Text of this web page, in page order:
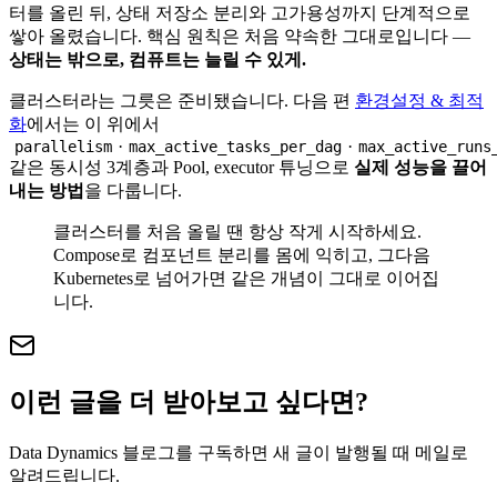
터를 올린 뒤, 상태 저장소 분리와 고가용성까지 단계적으로
쌓아 올렸습니다. 핵심 원칙은 처음 약속한 그대로입니다 —
상태는 밖으로, 컴퓨트는 늘릴 수 있게.
클러스터라는 그릇은 준비됐습니다. 다음 편 환경설정 & 최적
화에서는 이 위에서
parallelism · max_active_tasks_per_dag ·
같은 동시성 3계층과 Pool, executor 튜닝으로 실제 성능을 끌어
내는 방법 을 다룹니다.
클러스터를 처음 올릴 땐 항상 작게 시작하세요.
Compose로 컴포넌트 분리를 몸에 익히고, 그다음
Kubernetes로 넘어가면 같은 개념이 그대로 이어집
니다.
이런 글을 더 받아보고 싶다면?
Data Dynamics 블로그를 구독하면 새 글이 발행될 때 메일로
알려드립니다.